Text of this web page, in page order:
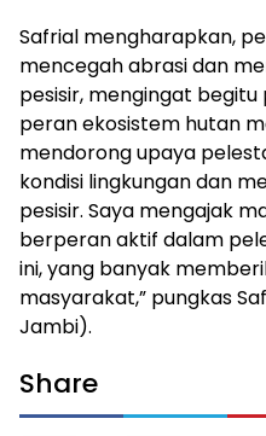
Safrial mengharapkan,
mencegah abrasi dan
pesisir, mengingat
peran ekosistem hutan
mendorong upaya
kondisi lingkungan dan
pesisir. Saya mengajak
berperan aktif dalam
ini, yang banyak
masyarakat,” pungkas
Jambi).
Share